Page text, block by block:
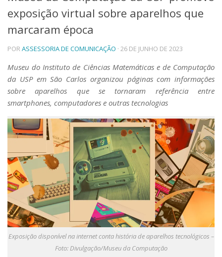
Telefones e Mapas
Pessoas
Ensino
Graduação
Educação a distância
Cursos de Extensão
Pesquisa e Inovação
Linhas de Pesquisa
Centros, Núcleos e Projetos em Rede
Pós-doutorado
Iniciação Científica
Transferência de Tecnologia
Empresas Juniores
Extensão à Comunidade
Projetos, Programas e Cursos
Artes, Cultura e Esportes
Museus e Espaços Interativos
Serviços
Bibliotecas
Apoio ao Estudante
exposição virtual sobre aparelhos que
marcaram época
PORASSESSORIA DE COMUNICAÇÃO · 26 DE JUNHO DE 2023
Museu do Instituto de Ciências Matemáticas e de Computação
da USP em São Carlos organizou páginas com informações
sobre aparelhos que se tornaram referência entre
smartphones, computadores e outras tecnologias
Exposição disponível na internet conta história de aparelhos tecnológicos –
Foto: Divulgação/Museu da Computação